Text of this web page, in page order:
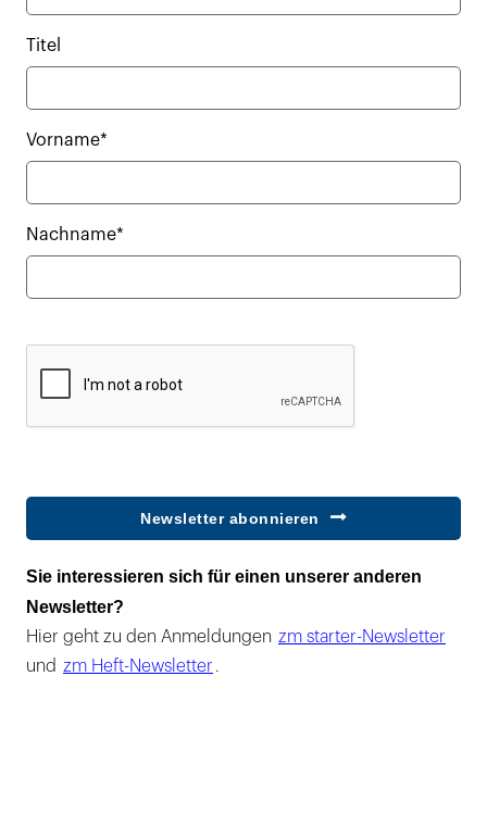
Titel
Vorname*
Nachname*
Newsletter abonnieren
Sie interessieren sich für einen unserer anderen
Newsletter?
Hier geht zu den Anmeldungen zm starter-Newsletter
und zm Heft-Newsletter .